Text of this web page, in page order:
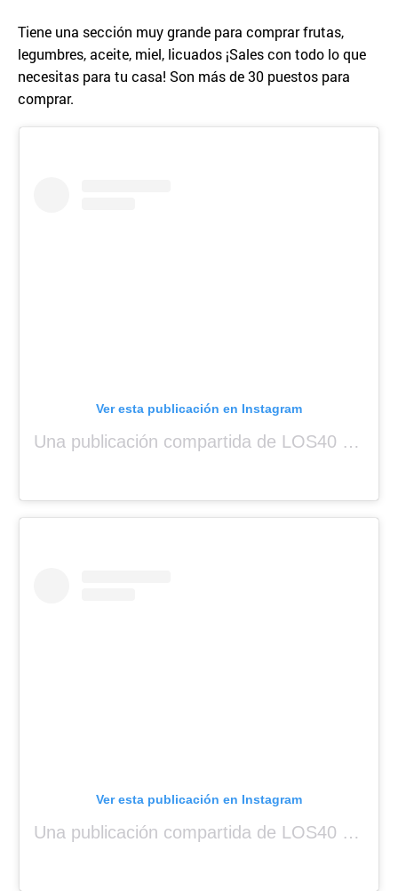
Tiene una sección muy grande para comprar frutas,
legumbres, aceite, miel, licuados ¡Sales con todo lo que
necesitas para tu casa! Son más de 30 puestos para
comprar.
Ver esta publicación en Instagram
Una publicación compartida de LOS40 Panamá 🇵🇦 🎙️🎶 (@los40panama)
Ver esta publicación en Instagram
Una publicación compartida de LOS40 Panamá 🇵🇦 🎙️🎶 (@los40panama)